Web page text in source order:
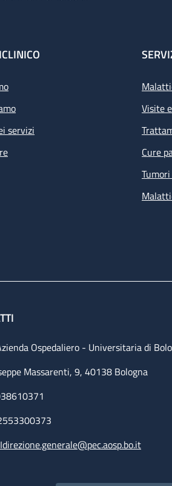
servizi
Visite
Cure
Ospedaliero - Universitaria di
Massarenti, 9, 40138 Bologna